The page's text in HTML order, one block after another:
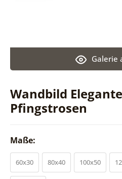
Wandbild
Pfingstrosen
Galerie
Maße:
60x30 80x40 100x50